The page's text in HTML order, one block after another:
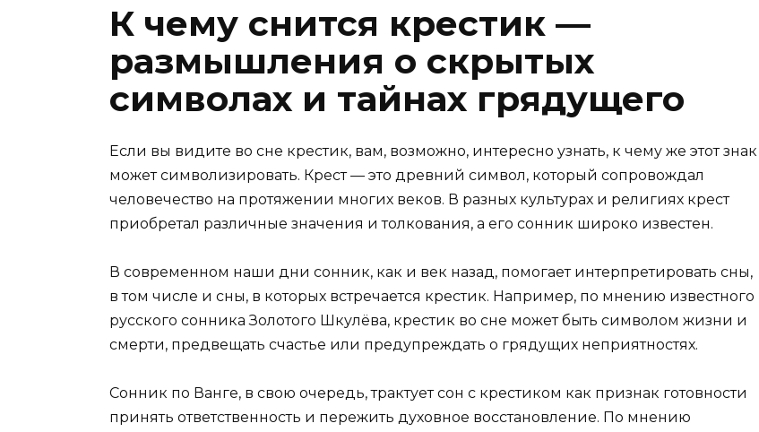
К чему снится крестик —
размышления о скрытых
символах и тайнах грядущего
Если вы видите во сне крестик, вам, возможно, интересно узнать, к чему же этот знак
может символизировать. Крест — это древний символ, который сопровождал
человечество на протяжении многих веков. В разных культурах и религиях крест
приобретал различные значения и толкования, а его сонник широко известен.
В современном наши дни сонник, как и век назад, помогает интерпретировать сны,
в том числе и сны, в которых встречается крестик. Например, по мнению известного
русского сонника Золотого Шкулёва, крестик во сне может быть символом жизни и
смерти, предвещать счастье или предупреждать о грядущих неприятностях.
Сонник по Ванге, в свою очередь, трактует сон с крестиком как признак готовности
принять ответственность и пережить духовное восстановление. По мнению